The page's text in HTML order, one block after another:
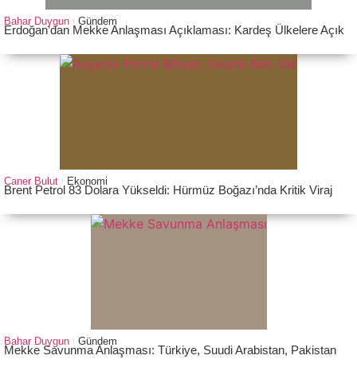
Bahar Duygun Gündem
Erdoğan’dan Mekke Anlaşması Açıklaması: Kardeş Ülkelere Açık
Caner Bulut Ekonomi
Brent Petrol 83 Dolara Yükseldi: Hürmüz Boğazı’nda Kritik Viraj
Bahar Duygun Gündem
Mekke Savunma Anlaşması: Türkiye, Suudi Arabistan, Pakistan